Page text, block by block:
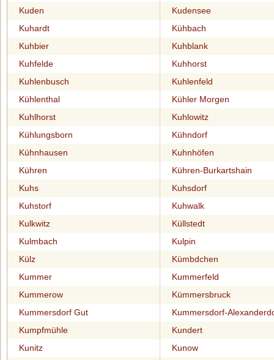
Kuden
Kudensee
Kuhardt
Kühbach
Kuhbier
Kuhblank
Kuhfelde
Kuhhorst
Kuhlenbusch
Kuhlenfeld
Kühlenthal
Kühler Morgen
Kuhlhorst
Kuhlowitz
Kühlungsborn
Kühndorf
Kühnhausen
Kuhnhöfen
Kühren
Kühren-Burkartshain
Kuhs
Kuhsdorf
Kuhstorf
Kuhwalk
Kulkwitz
Küllstedt
Kulmbach
Kulpin
Külz
Kümbdchen
Kummer
Kummerfeld
Kummerow
Kümmersbruck
Kummersdorf Gut
Kummersdorf-
Kumpfmühle
Kundert
Kunitz
Kunow